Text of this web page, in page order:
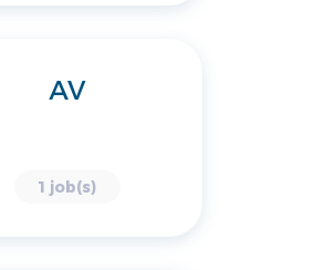
AV
1 job(s)